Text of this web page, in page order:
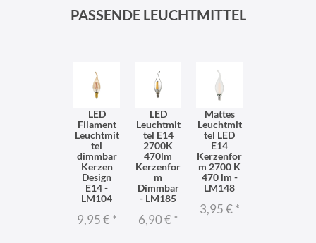
PASSENDE LEUCHTMITTEL
LED
Filament
Leuchtmit
tel
dimmbar
Kerzen
Design
E14 -
LM104
9,95 €*
LED
Leuchtmit
tel E14
2700K
470lm
Kerzenfor
m
Dimmbar
- LM185
6,90 €*
Mattes
Leuchtmit
tel LED
E14
Kerzenfor
m 2700 K
470 lm -
LM148
3,95 €*